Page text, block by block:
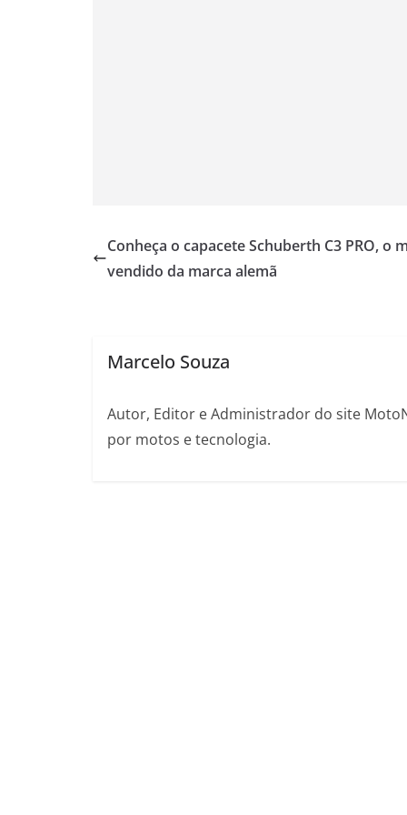
Conheça o capacete Schuberth C3 PRO, o
vendido da marca alemã
Marcelo Souza
Autor, Editor e Administrador do site
por motos e tecnologia.